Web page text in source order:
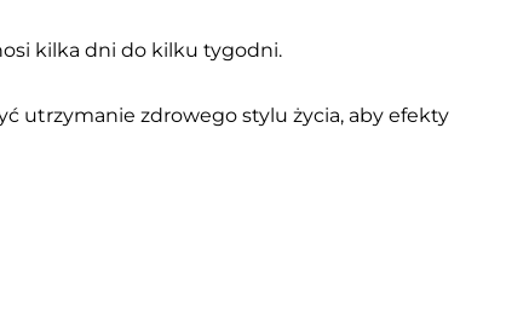
kilka dni do kilku tygodni.
utrzymanie zdrowego stylu życia, aby efekty